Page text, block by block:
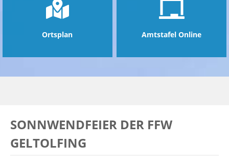
Ortsplan Amtstafel Online
SONNWENDFEIER DER FFW
GELTOLFING